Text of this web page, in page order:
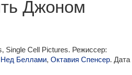
Джоном
Single Cell Pictures. Режиссер:
Нед Беллами, Октавия Спенсер. Дата